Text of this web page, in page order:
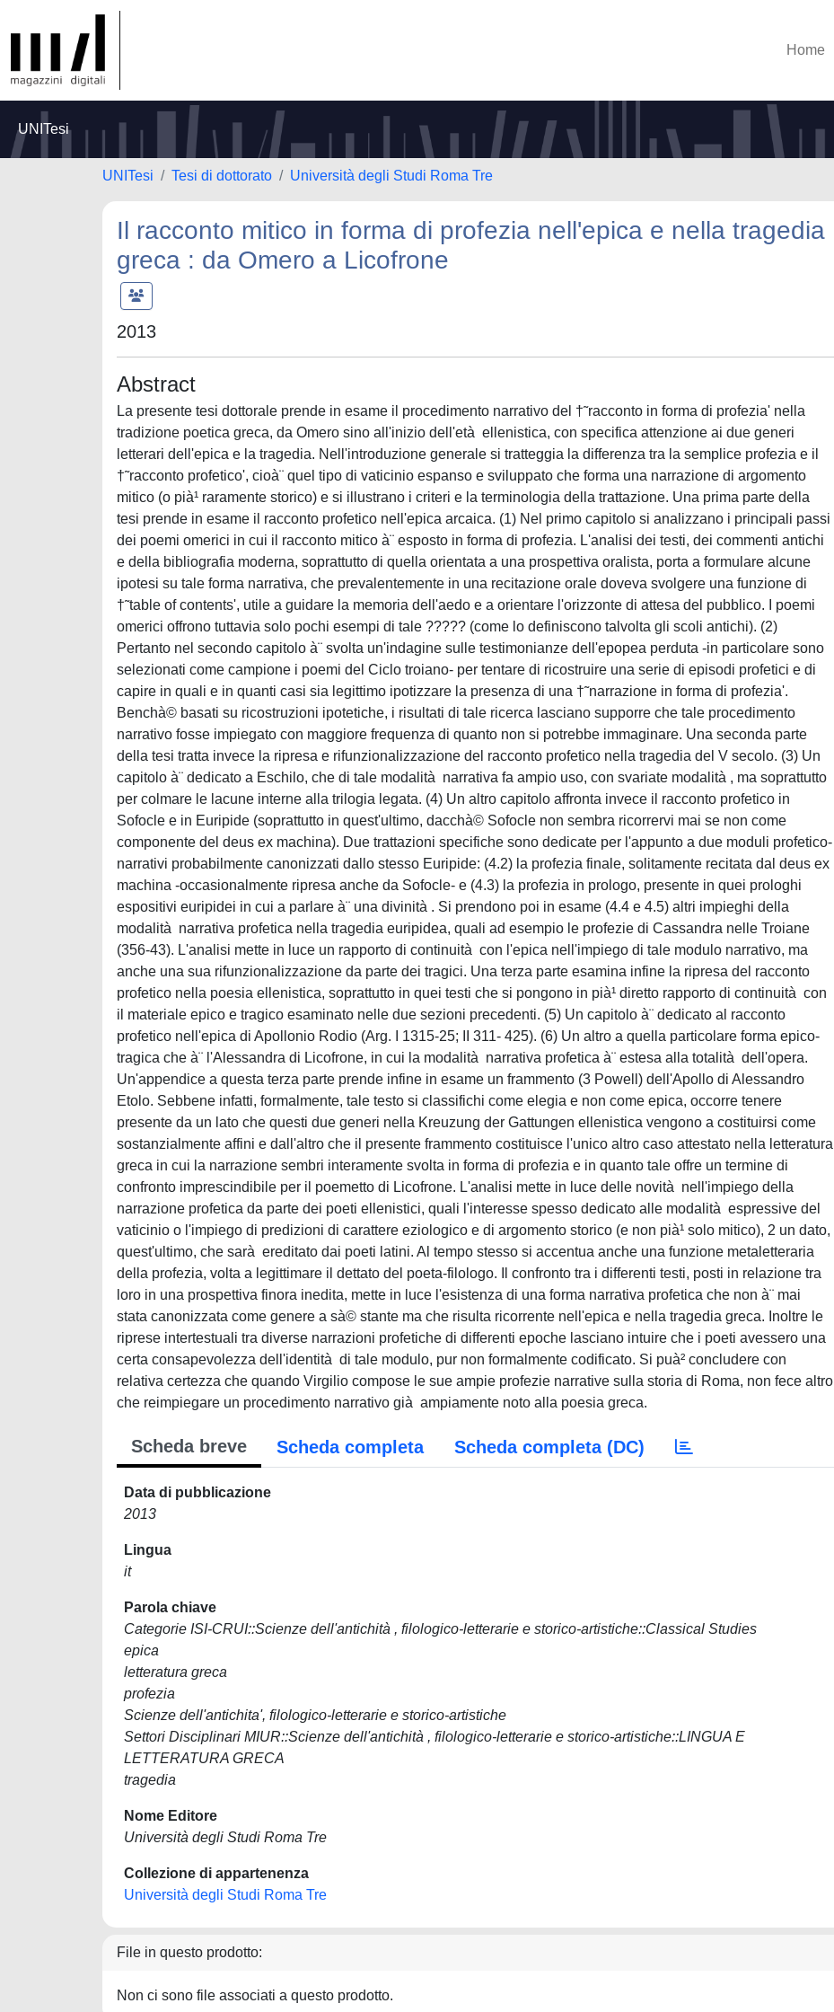
Home
UNITesi
UNITesi Tesi di dottorato Università degli Studi Roma Tre
Il racconto mitico in forma di profezia nell'epica e nella tragedia
greca : da Omero a Licofrone
2013
Abstract
La presente tesi dottorale prende in esame il procedimento narrativo del †˜racconto in forma di profezia' nella
tradizione poetica greca, da Omero sino all'inizio dell'età ellenistica, con specifica attenzione ai due generi
letterari dell'epica e la tragedia. Nell'introduzione generale si tratteggia la differenza tra la semplice profezia e il
†˜racconto profetico', cioà¨ quel tipo di vaticinio espanso e sviluppato che forma una narrazione di argomento
mitico (o pià¹ raramente storico) e si illustrano i criteri e la terminologia della trattazione. Una prima parte della
tesi prende in esame il racconto profetico nell'epica arcaica. (1) Nel primo capitolo si analizzano i principali passi
dei poemi omerici in cui il racconto mitico à¨ esposto in forma di profezia. L'analisi dei testi, dei commenti antichi
e della bibliografia moderna, soprattutto di quella orientata a una prospettiva oralista, porta a formulare alcune
ipotesi su tale forma narrativa, che prevalentemente in una recitazione orale doveva svolgere una funzione di
†˜table of contents', utile a guidare la memoria dell'aedo e a orientare l'orizzonte di attesa del pubblico. I poemi
omerici offrono tuttavia solo pochi esempi di tale ????? (come lo definiscono talvolta gli scoli antichi). (2)
Pertanto nel secondo capitolo à¨ svolta un'indagine sulle testimonianze dell'epopea perduta -in particolare sono
selezionati come campione i poemi del Ciclo troiano- per tentare di ricostruire una serie di episodi profetici e di
capire in quali e in quanti casi sia legittimo ipotizzare la presenza di una †˜narrazione in forma di profezia'.
Benchà© basati su ricostruzioni ipotetiche, i risultati di tale ricerca lasciano supporre che tale procedimento
narrativo fosse impiegato con maggiore frequenza di quanto non si potrebbe immaginare. Una seconda parte
della tesi tratta invece la ripresa e rifunzionalizzazione del racconto profetico nella tragedia del V secolo. (3) Un
capitolo à¨ dedicato a Eschilo, che di tale modalità narrativa fa ampio uso, con svariate modalità , ma soprattutto
per colmare le lacune interne alla trilogia legata. (4) Un altro capitolo affronta invece il racconto profetico in
Sofocle e in Euripide (soprattutto in quest'ultimo, dacchà© Sofocle non sembra ricorrervi mai se non come
componente del deus ex machina). Due trattazioni specifiche sono dedicate per l'appunto a due moduli profetico-
narrativi probabilmente canonizzati dallo stesso Euripide: (4.2) la profezia finale, solitamente recitata dal deus ex
machina -occasionalmente ripresa anche da Sofocle- e (4.3) la profezia in prologo, presente in quei prologhi
espositivi euripidei in cui a parlare à¨ una divinità . Si prendono poi in esame (4.4 e 4.5) altri impieghi della
modalità narrativa profetica nella tragedia euripidea, quali ad esempio le profezie di Cassandra nelle Troiane
(356-43). L'analisi mette in luce un rapporto di continuità con l'epica nell'impiego di tale modulo narrativo, ma
anche una sua rifunzionalizzazione da parte dei tragici. Una terza parte esamina infine la ripresa del racconto
profetico nella poesia ellenistica, soprattutto in quei testi che si pongono in pià¹ diretto rapporto di continuità con
il materiale epico e tragico esaminato nelle due sezioni precedenti. (5) Un capitolo à¨ dedicato al racconto
profetico nell'epica di Apollonio Rodio (Arg. I 1315-25; II 311- 425). (6) Un altro a quella particolare forma epico-
tragica che à¨ l'Alessandra di Licofrone, in cui la modalità narrativa profetica à¨ estesa alla totalità dell'opera.
Un'appendice a questa terza parte prende infine in esame un frammento (3 Powell) dell'Apollo di Alessandro
Etolo. Sebbene infatti, formalmente, tale testo si classifichi come elegia e non come epica, occorre tenere
presente da un lato che questi due generi nella Kreuzung der Gattungen ellenistica vengono a costituirsi come
sostanzialmente affini e dall'altro che il presente frammento costituisce l'unico altro caso attestato nella letteratura
greca in cui la narrazione sembri interamente svolta in forma di profezia e in quanto tale offre un termine di
confronto imprescindibile per il poemetto di Licofrone. L'analisi mette in luce delle novità nell'impiego della
narrazione profetica da parte dei poeti ellenistici, quali l'interesse spesso dedicato alle modalità espressive del
vaticinio o l'impiego di predizioni di carattere eziologico e di argomento storico (e non pià¹ solo mitico), 2 un dato,
quest'ultimo, che sarà ereditato dai poeti latini. Al tempo stesso si accentua anche una funzione metaletteraria
della profezia, volta a legittimare il dettato del poeta-filologo. Il confronto tra i differenti testi, posti in relazione tra
loro in una prospettiva finora inedita, mette in luce l'esistenza di una forma narrativa profetica che non à¨ mai
stata canonizzata come genere a sà© stante ma che risulta ricorrente nell'epica e nella tragedia greca. Inoltre le
riprese intertestuali tra diverse narrazioni profetiche di differenti epoche lasciano intuire che i poeti avessero una
certa consapevolezza dell'identità di tale modulo, pur non formalmente codificato. Si puà² concludere con
relativa certezza che quando Virgilio compose le sue ampie profezie narrative sulla storia di Roma, non fece altro
che reimpiegare un procedimento narrativo già ampiamente noto alla poesia greca.
Scheda breve Scheda completa Scheda completa (DC)
Data di pubblicazione
2013
Lingua
it
Parola chiave
Categorie ISI-CRUI::Scienze dell'antichità , filologico-letterarie e storico-artistiche::Classical Studies
epica
letteratura greca
profezia
Scienze dell'antichita', filologico-letterarie e storico-artistiche
Settori Disciplinari MIUR::Scienze dell'antichità , filologico-letterarie e storico-artistiche::LINGUA E
LETTERATURA GRECA
tragedia
Nome Editore
Università degli Studi Roma Tre
Collezione di appartenenza
Università degli Studi Roma Tre
File in questo prodotto:
Non ci sono file associati a questo prodotto.